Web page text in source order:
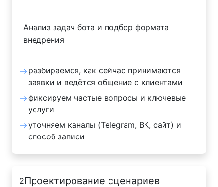
Анализ задач бота и подбор формата
внедрения
разбираемся, как сейчас принимаются
заявки и ведётся общение с клиентами
фиксируем частые вопросы и ключевые
услуги
уточняем каналы (Telegram, ВК, сайт) и
способ записи
2Проектирование сценариев